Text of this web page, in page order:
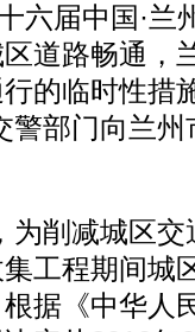
届中国·兰
道路畅通，
的临时性措
警部门向兰
削减城区交
工程期间城
据《中华人